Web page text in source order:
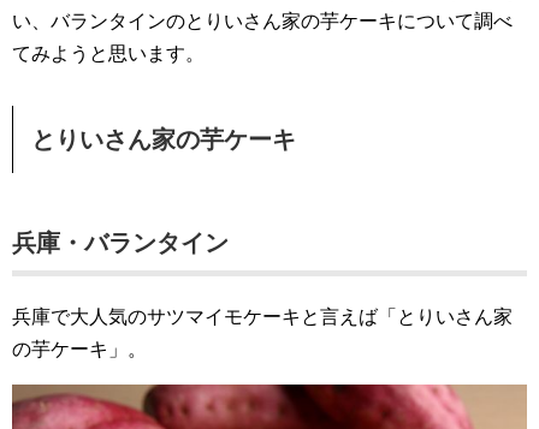
い、バランタインのとりいさん家の芋ケーキについて調べ
てみようと思います。
とりいさん家の芋ケーキ
兵庫・バランタイン
兵庫で大人気のサツマイモケーキと言えば「とりいさん家
の芋ケーキ」。